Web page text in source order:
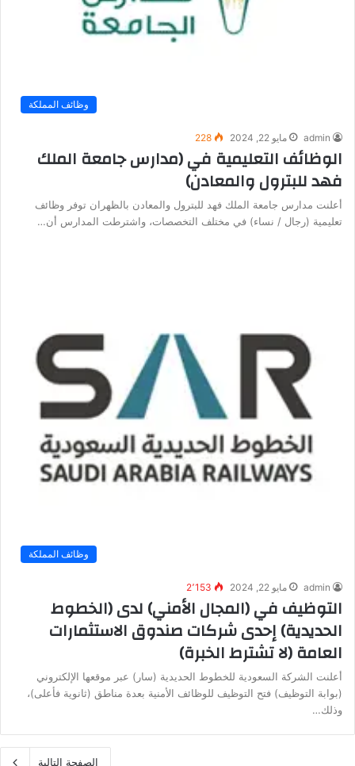
وظائف المملكة
admin مايو 22, 2024 228
الوظائف التعليمية في (مدارس جامعة الملك
فهد للبترول والمعادن)
أعلنت مدارس جامعة الملك فهد للبترول والمعادن بالظهران توفر وظائف
تعليمية (رجال / نساء) في مختلف التخصصات، واشترطت المدارس أن…
وظائف المملكة
admin مايو 22, 2024 2٬153
التوظيف في (المجال الأمني) لدى (الخطوط
الحديدية) إحدى شركات صندوق الاستثمارات
العامة (لا تشترط الخبرة)
أعلنت الشركة السعودية للخطوط الحديدية (سار) عبر موقعها الإلكتروني
(بوابة التوظيف) فتح التوظيف للوظائف الأمنية بعدة مناطق (ثانوية فأعلى)،
وذلك…
الصفحة التالية